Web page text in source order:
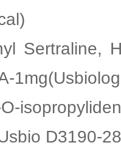
Sertraline,
D3190-